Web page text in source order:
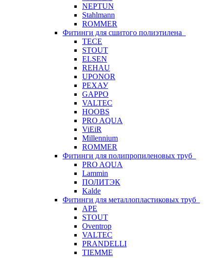
NEPTUN
Stahlmann
ROMMER
Фитинги для сшитого полиэтилена
TECE
STOUT
ELSEN
REHAU
UPONOR
РЕХАУ
GAPPO
VALTEC
HOOBS
PRO AQUA
ViEiR
Millennium
ROMMER
Фитинги для полипропиленовых труб
PRO AQUA
Lammin
ПОЛИТЭК
Kalde
Фитинги для металлопластиковых труб
APE
STOUT
Oventrop
VALTEC
PRANDELLI
TIEMME